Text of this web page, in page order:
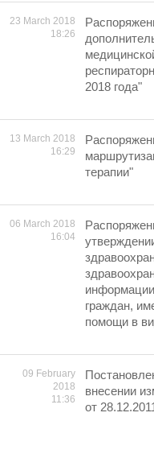
23 March 2018
18:26
2018 года"
13 March 2018
16:29
терапии"
06 March 2018
16:04
граждан,
помощи в
09 February
2018
11:36
внесении
от